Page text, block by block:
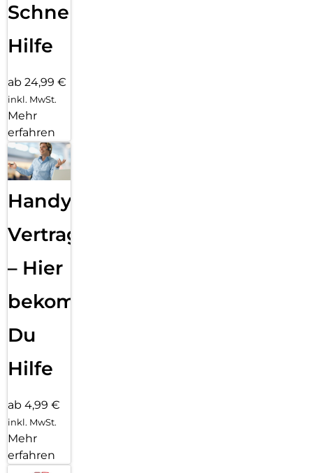
Schnelle
Hilfe
ab 24,99 €
inkl. MwSt.
Mehr
erfahren
Handy
Vertragsabwicklung
– Hier
bekommst
Du
Hilfe
ab 4,99 €
inkl. MwSt.
Mehr
erfahren